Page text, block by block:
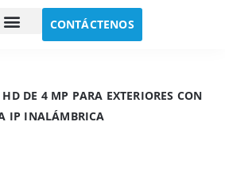
CONTÁCTENOS
DE 4 MP PARA EXTERIORES CON
IP INALÁMBRICA